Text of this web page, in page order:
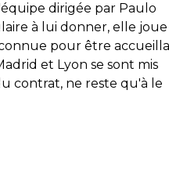
dirigée par Paulo
à lui donner, elle joue
pour être
et Lyon se sont mis
contrat, ne reste qu'à le